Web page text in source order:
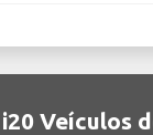
Veículos